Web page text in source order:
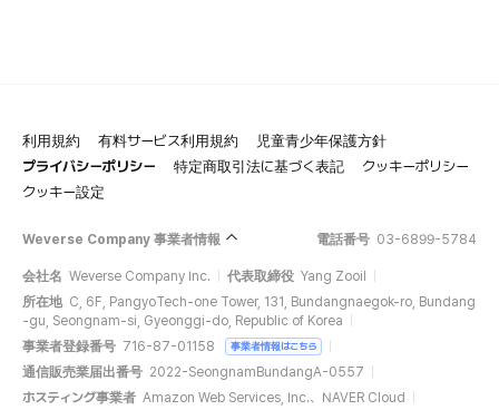
利用規約 有料サービス利用規約
児童青少年保護方針
プライバシーポリシー
特定商取引法に基づく表記
クッキーポリシー
クッキー設定
Weverse Company 事業者情報 電話番号 03-6899-5784
会社名 Weverse Company Inc. 代表取締役 Yang Zooil
所在地 C, 6F, PangyoTech-one Tower, 131, Bundangnaegok-ro, Bundang
-gu, Seongnam-si, Gyeonggi-do, Republic of Korea
事業者登録番号 716-87-01158 事業者情報はこちら
通信販売業届出番号 2022-SeongnamBundangA-0557
ホスティング事業者 Amazon Web Services, Inc.、NAVER Cloud